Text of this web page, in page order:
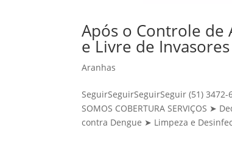
Após o Controle de
e Livre de Invasores
Aranhas
SeguirSeguirSeguirSeguir (51)
SOMOS COBERTURA SERVIÇOS
contra Dengue ➤ Limpeza e